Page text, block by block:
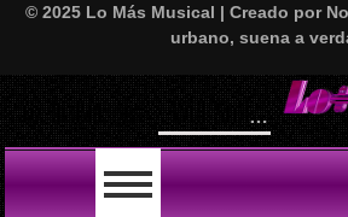
© 2025 Lo Más Musical | Creado por
urbano, suena a
LO ÚLTIMO Will Smith se tira un temazo con India Mar